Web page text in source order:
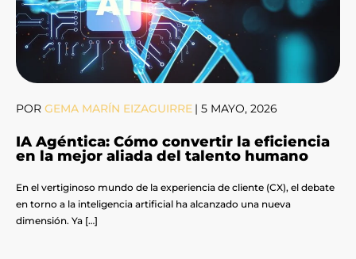
POR GEMA MARÍN EIZAGUIRRE | 5 MAYO, 2026
IA Agéntica: Cómo convertir la eficiencia
en la mejor aliada del talento humano
En el vertiginoso mundo de la experiencia de cliente (CX), el debate
en torno a la inteligencia artificial ha alcanzado una nueva
dimensión. Ya […]